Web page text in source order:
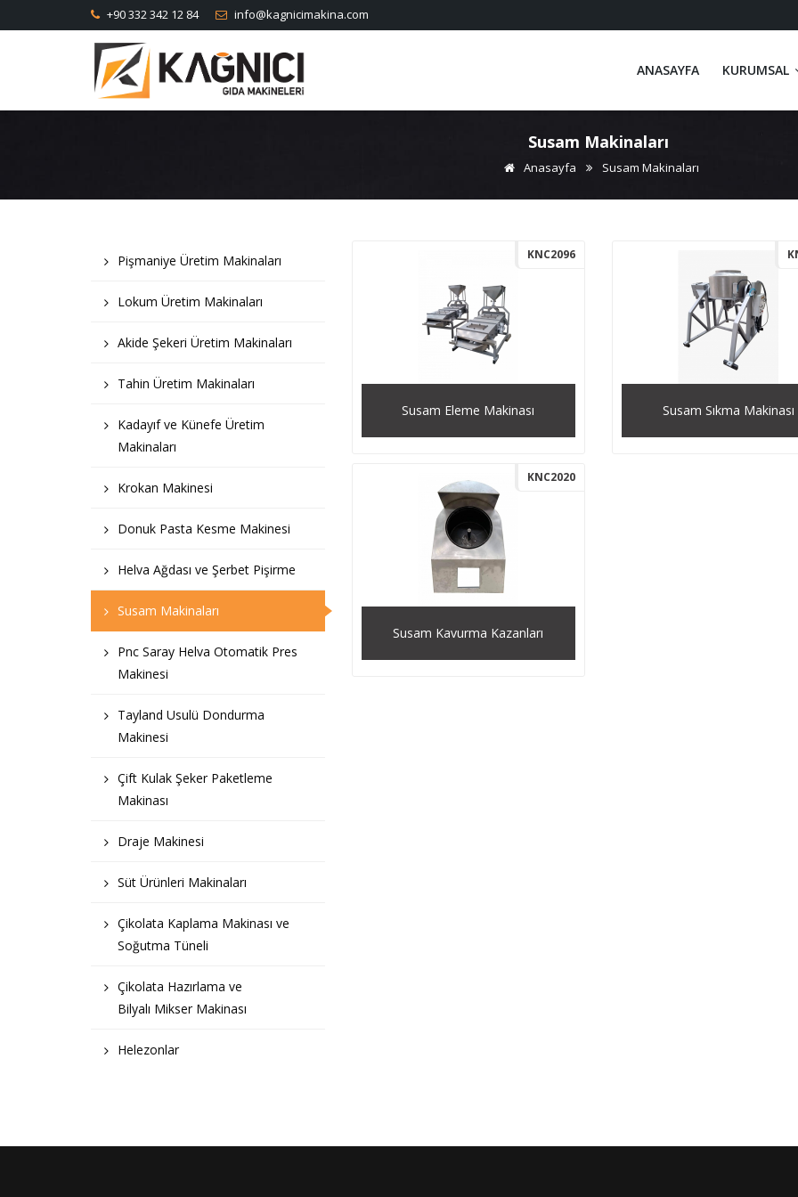
+90 332 342 12 84 info@kagnicimakina.com
ANASAYFA KURUMSAL
Susam Makinaları
Anasayfa Susam Makinaları
KNC2096
Susam Eleme Makinası Susam Sıkma Makinası
KNC2020
Susam Kavurma Kazanları
Pişmaniye Üretim Makinaları
Lokum Üretim Makinaları
Akide Şekeri Üretim Makinaları
Tahin Üretim Makinaları
Kadayıf ve Künefe Üretim
Makinaları
Krokan Makinesi
Donuk Pasta Kesme Makinesi
Helva Ağdası ve Şerbet Pişirme
Susam Makinaları
Pnc Saray Helva Otomatik Pres
Makinesi
Tayland Usulü Dondurma
Makinesi
Çift Kulak Şeker Paketleme
Makinası
Draje Makinesi
Süt Ürünleri Makinaları
Çikolata Kaplama Makinası ve
Soğutma Tüneli
Çikolata Hazırlama ve
Bilyalı Mikser Makinası
Helezonlar